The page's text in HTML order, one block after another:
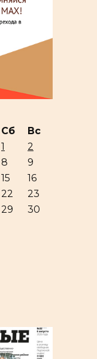
Сб
Вс
1
2
8
9
15
16
22
23
29
30